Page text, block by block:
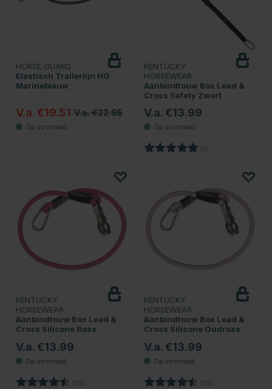
HORSE GUARD
Elastisch Trailerlijn HG
Marineblauw
V.a. €19.51 V.a. €22.95
KENTUCKY
HORSEWEAR
Aanbindtouw Box Lead &
Cross Safety Zwart
V.a. €13.99
Beoordeling: (1)
KENTUCKY
HORSEWEAR
Aanbindtouw Box Lead &
Cross Silicone Roze
V.a. €13.99
Beoordeling: (10)
KENTUCKY
HORSEWEAR
Aanbindtouw Box Lead &
Cross Silicone Oudroze
V.a. €13.99
Beoordeling: (10)